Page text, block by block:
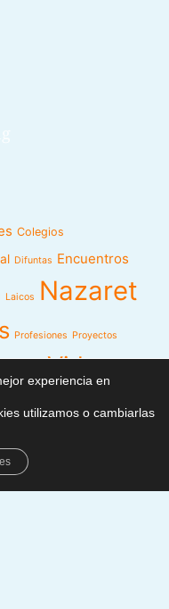
Colegios
Difuntas Encuentros
Laicos
Nazaret
Profesiones Proyectos
Videos
Capítulo
en
experiencia en
utilizamos o cambiarlas